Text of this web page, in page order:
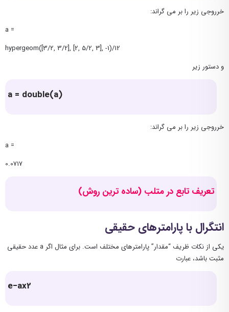
خرروجی زیر را بر می گراند:
a =
hypergeom([3/2, 3/2], [2, 5/2, 3], -1)/12
و دستور زیر
a = double(a)
خرروجی زیر را بر می گراند:
a =
0.0717
تعریف تابع در متلب (ساده ترین روش)
انتگرال با پارامترهای حقیقی
یکی از نکات ظریف “مقدار” پارامترهای مختلف است. برای مثال اگر a عدد حقیقی
مثبت باشد، عبارت
e−ax2